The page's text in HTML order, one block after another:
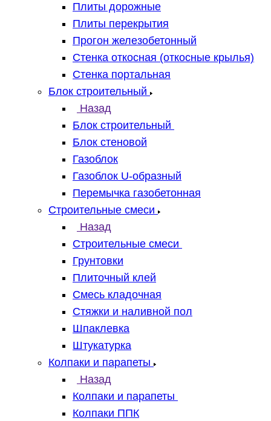
Плиты дорожные
Плиты перекрытия
Прогон железобетонный
Стенка откосная (откосные крылья)
Стенка портальная
Блок строительный
Назад
Блок строительный
Блок стеновой
Газоблок
Газоблок U-образный
Перемычка газобетонная
Строительные смеси
Назад
Строительные смеси
Грунтовки
Плиточный клей
Смесь кладочная
Стяжки и наливной пол
Шпаклевка
Штукатурка
Колпаки и парапеты
Назад
Колпаки и парапеты
Колпаки ППК